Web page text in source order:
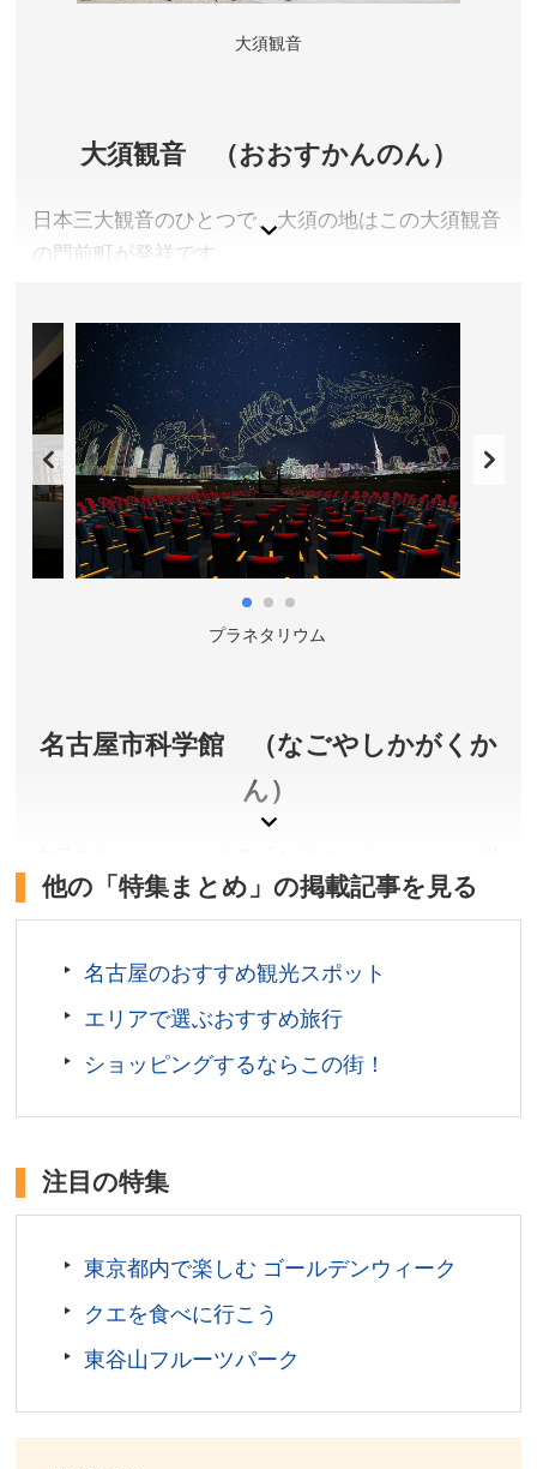
詳しくは公式サイトをご確認ください。
名古屋城 公式サイト
大須観音
大須観音 （おおすかんのん）
日本三大観音のひとつで、大須の地はこの大須観音
の門前町が発祥です。
拝観料／無料
拝観時間／6:00〜19:00
定休日／なし
アクセス／地下鉄鶴舞線 大須観音駅(2番出口)よりす
ぐ。名古屋駅よりバス(名鉄神宮前行き・18系統)で「大
須観音」バス停下車。
所在地／愛知県名古屋市中区大須
お問い合わせ／052-231-6525(大須観音)
プラネタリウム
名古屋市科学館 （なごやしかがくか
ん）
界最大級のドーム。限りなく本物に近い星空を迫力
ある映像・音楽とともに楽しめます。また、竜巻ラ
ボなど大型展示をはじめ、約２６０種類の展示を楽
しみながら、科学に親しめます。
観覧料／展示室とプラネタリウム:大人800円、大学・高
小人(中学生以下)無料
開館時間／9:30～17:00(入館は16:30まで)
館)、第3金曜日(祝日の場合は第4金曜日)、12月29日か
アクセス／地下鉄東山線・鶴舞線 伏見駅(4・５番出口)
より徒歩約5分 ※詳しくは公式サイトをご確認くださ
所在地／愛知県名古屋市中区栄二丁目17番1号(芸術と
他の「特集まとめ」の掲載記事を見る
名古屋のおすすめ観光スポット
エリアで選ぶおすすめ旅行
ショッピングするならこの街！
注目の特集
東京都内で楽しむ ゴールデンウィーク
クエを食べに行こう
東谷山フルーツパーク